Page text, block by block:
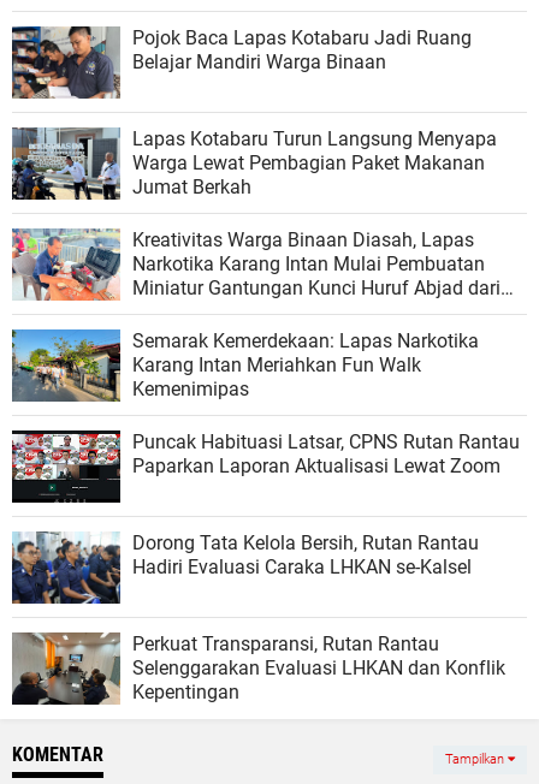
Pojok Baca Lapas Kotabaru Jadi Ruang
Belajar Mandiri Warga Binaan
Lapas Kotabaru Turun Langsung Menyapa
Warga Lewat Pembagian Paket Makanan
Jumat Berkah
Kreativitas Warga Binaan Diasah, Lapas
Narkotika Karang Intan Mulai Pembuatan
Miniatur Gantungan Kunci Huruf Abjad dari
Bambu
Semarak Kemerdekaan: Lapas Narkotika
Karang Intan Meriahkan Fun Walk
Kemenimipas
Puncak Habituasi Latsar, CPNS Rutan Rantau
Paparkan Laporan Aktualisasi Lewat Zoom
Dorong Tata Kelola Bersih, Rutan Rantau
Hadiri Evaluasi Caraka LHKAN se-Kalsel
Perkuat Transparansi, Rutan Rantau
Selenggarakan Evaluasi LHKAN dan Konflik
Kepentingan
KOMENTAR Tampilkan